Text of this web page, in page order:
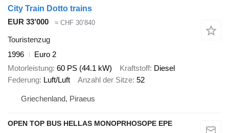
City Train Dotto trains
EUR 33’000
≈ CHF 30’840
Touristenzug
1996
Euro 2
Motorleistung 60 PS (44.1 kW) Kraftstoff Diesel
Federung Luft/Luft Anzahl der Sitze 52
Griechenland, Piraeus
OPEN TOP BUS HELLAS MONOPRHOSOPE EPE